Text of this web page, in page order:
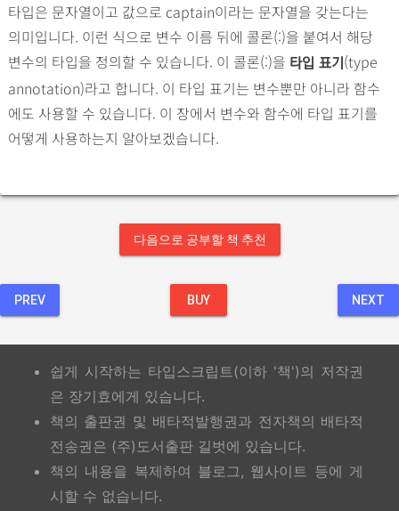
s
타입은 문자열이고 값으로 captain이라는 문자열을 갖는다는
의미입니다. 이런 식으로 변수 이름 뒤에 콜론(:)을 붙여서 해당
변수의 타입을 정의할 수 있습니다. 이 콜론(:)을 타입 표기 (type
annotation)라고 합니다. 이 타입 표기는 변수뿐만 아니라 함수
에도 사용할 수 있습니다. 이 장에서 변수와 함수에 타입 표기를
어떻게 사용하는지 알아보겠습니다.
다음으로 공부할 책 추천
PREV BUY NEXT
쉽게 시작하는 타입스크립트(이하 '책')의 저작권
은 장기효에게 있습니다.
책의 출판권 및 배타적발행권과 전자책의 배타적
전송권은 (주)도서출판 길벗에 있습니다.
책의 내용을 복제하여 블로그, 웹사이트 등에 게
시할 수 없습니다.